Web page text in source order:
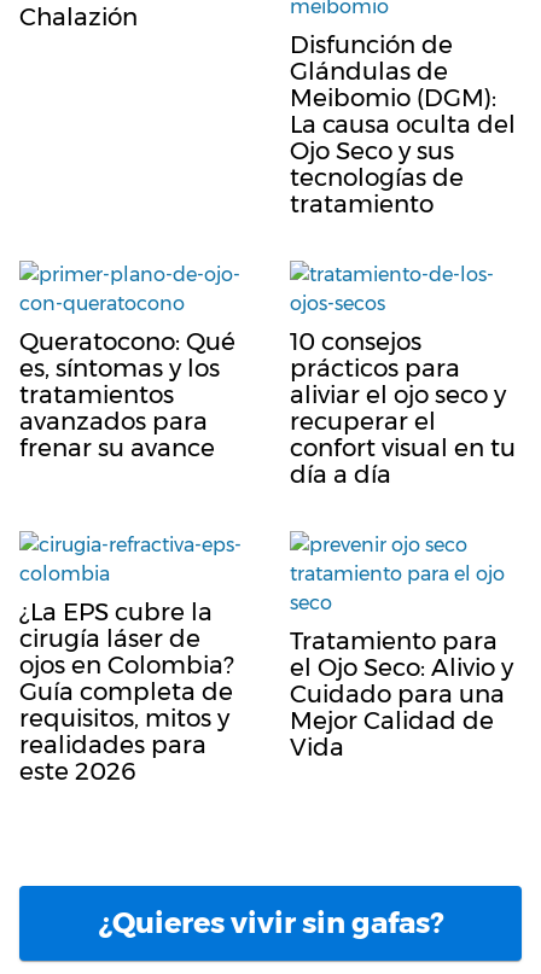
Chalazión
Disfunción de
Glándulas de
Meibomio (DGM):
La causa oculta del
Ojo Seco y sus
tecnologías de
tratamiento
Queratocono: Qué
es, síntomas y los
tratamientos
avanzados para
frenar su avance
10 consejos
prácticos para
aliviar el ojo seco y
recuperar el
confort visual en tu
día a día
¿La EPS cubre la
cirugía láser de
ojos en Colombia?
Guía completa de
requisitos, mitos y
realidades para
este 2026
Tratamiento para
el Ojo Seco: Alivio y
Cuidado para una
Mejor Calidad de
Vida
¿Quieres vivir sin gafas?